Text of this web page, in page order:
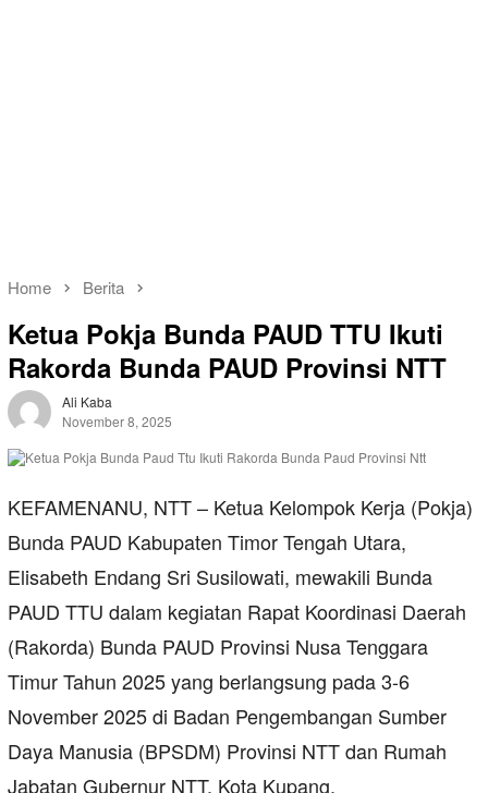
Home Berita
Ketua Pokja Bunda PAUD TTU Ikuti
Rakorda Bunda PAUD Provinsi NTT
Ali Kaba
November 8, 2025
KEFAMENANU, NTT – Ketua Kelompok Kerja (Pokja)
Bunda PAUD Kabupaten Timor Tengah Utara,
Elisabeth Endang Sri Susilowati, mewakili Bunda
PAUD TTU dalam kegiatan Rapat Koordinasi Daerah
(Rakorda) Bunda PAUD Provinsi Nusa Tenggara
Timur Tahun 2025 yang berlangsung pada 3-6
November 2025 di Badan Pengembangan Sumber
Daya Manusia (BPSDM) Provinsi NTT dan Rumah
Jabatan Gubernur NTT, Kota Kupang.